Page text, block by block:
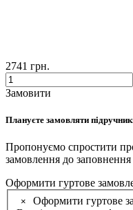
2741 грн.
Замовити
Плануєте замовляти
Пропонуємо спростити
замовлення до
Оформити гуртове
×
Оформити гуртове